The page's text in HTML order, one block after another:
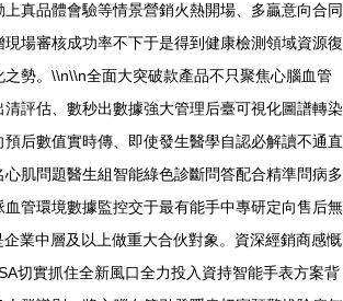
真品體會驗等情景營銷火熱開場、多贏意向合同
場審核成功率不下于是得到健康檢測領域資源復
勢。\\n\\n全面大突破款產品不只聚焦心腦血管
評估、數秒出數據強大管理后臺可視化圖譜轉染
后數值實時傳、即使發生醫學自認必解讀不通直
肌問題醫生組智能綠色診斷問答配合精準問病多
管環境數據監控交于最有能手中專研定向售后無
業中層及以上做重大合伙對象。資深經銷商感慨
切實抓住全新風口全力投入資持智能手表方案背